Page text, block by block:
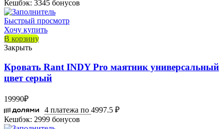
Кешбэк: 3345 бонусов
Быстрый просмотр
Хочу купить
В корзину
Закрыть
Кровать Rant INDY Pro маятник универсальный
цвет серый
19990₽
4 платежа по 4997.5 ₽
Кешбэк: 2999 бонусов